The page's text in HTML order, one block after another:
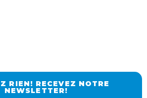
RIEN! RECEVEZ NOTRE
NEWSLETTER!